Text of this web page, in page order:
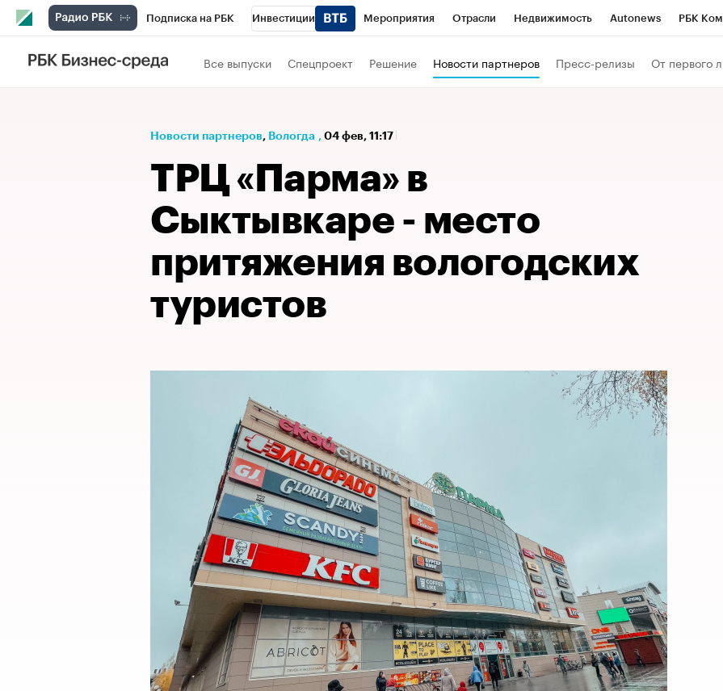
Подписка на РБК Инвестиции Мероприятия Отрасли Недвижимость Autonews РБК
РБК Вино
Проверка контрагентов
Все выпуски Спецпроект Решение Новости партнеров Пресс-релизы От первого
Новости партнеров⁠, Вологда , 04 фев, 11:17
ТРЦ «Парма» в
Сыктывкаре - место
притяжения вологодских
туристов